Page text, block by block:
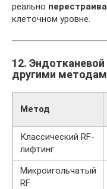
реально
клеточном уровне.
12. Эндотканевой
другими
Метод
Классический RF-
лифтинг
Микроигольчатый
RF